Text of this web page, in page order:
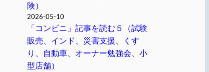
険）
2026-05-10
「コンビニ」記事を読む５（試験
販売、インド、災害支援、くす
り、自動車、オーナー勉強会、小
型店舗）